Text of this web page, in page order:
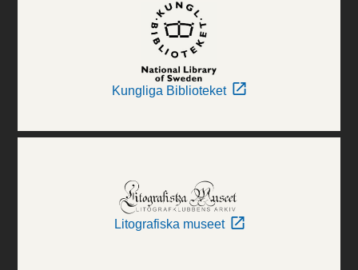
Kungliga Biblioteket
Litografiska museet